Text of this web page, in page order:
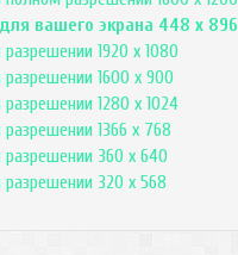
вашего экрана 448 x 896
1920 x 1080
разрешении 1600 x 900
разрешении 1280 x 1024
разрешении 1366 x 768
разрешении 360 x 640
разрешении 320 x 568